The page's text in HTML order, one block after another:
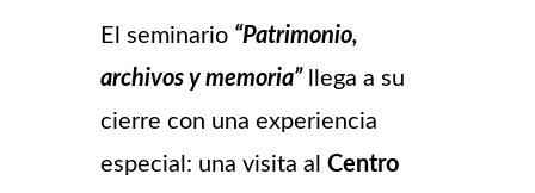
El seminario “Patrimonio,
archivos y memoria”llega a su
cierre con una experiencia
especial: una visita al Centro